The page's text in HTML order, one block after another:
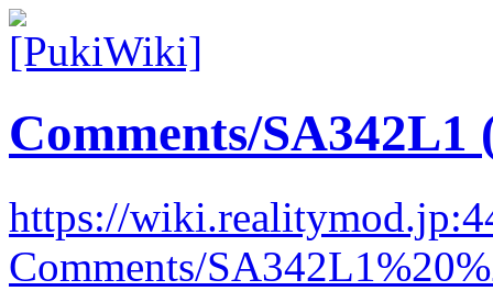
Comments/SA342L1
https://
Comments/